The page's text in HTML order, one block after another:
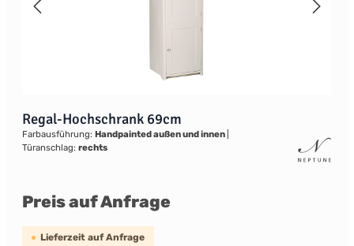
Regal-Hochschrank 69cm
Farbausführung: Handpainted außen und innen
Türanschlag: rechts
Preis auf Anfrage
Lieferzeit auf Anfrage